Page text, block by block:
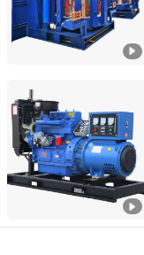
Shandong Wokang
Shandong, China